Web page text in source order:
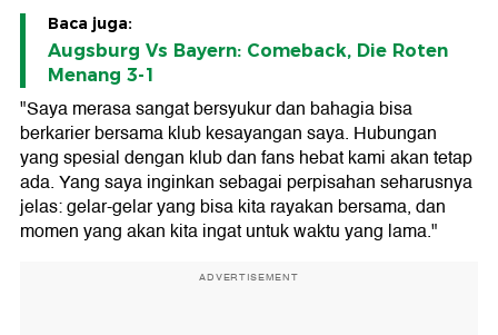
Baca juga:
Augsburg Vs Bayern: Comeback, Die Roten
Menang 3-1
"Saya merasa sangat bersyukur dan bahagia bisa
berkarier bersama klub kesayangan saya. Hubungan
yang spesial dengan klub dan fans hebat kami akan tetap
ada. Yang saya inginkan sebagai perpisahan seharusnya
jelas: gelar-gelar yang bisa kita rayakan bersama, dan
momen yang akan kita ingat untuk waktu yang lama."
ADVERTISEMENT